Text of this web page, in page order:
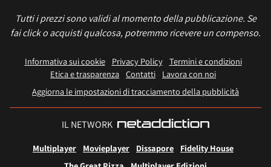
Tutti i prezzi sono validi al momento della pubblicazione. Se
fai click o acquisti qualcosa, potremmo ricevere un compenso.
Informativa sui cookie Privacy Policy
Termini e condizioni
Etica e trasparenza Contatti
Lavora con noi
Aggiorna le impostazioni di tracciamento della pubblicità
IL NETWORK
Multiplayer Movieplayer Dissapore
Fidelity House